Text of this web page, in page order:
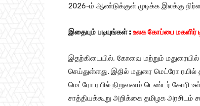
2026-ம் ஆண்டுக்குள் முடிக்க இலக்கு
இதையும் படியுங்கள்:உலக கோப்பை மகளிர்
இதற்கிடையில், கோவை மற்றும் மதுரையில்
செய்துள்ளது. இதில் மதுரை மெட்ரோ
மெட்ரோ ரயில் நிறுவனம் டெண்டர் கோரி
சாத்தியக்கூறு அறிக்கை தமிழக அரசிடம்